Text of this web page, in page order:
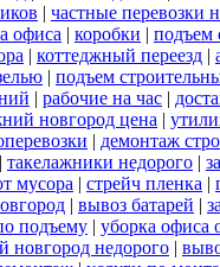
| частные перевозки
офиса | коробки | подъем
| коттеджный переезд |
| подъем
| рабочие на час |
новгород цена |
| демонтаж
| такелажники недорого |
мусора | стрейч пленка |
| вывоз батарей |
подъему | уборка офиса
новгород недорого |